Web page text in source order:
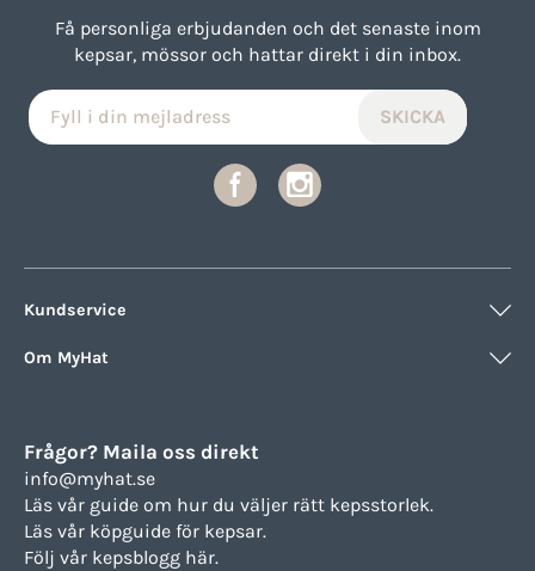
Få personliga erbjudanden och det senaste inom
kepsar, mössor och hattar direkt i din inbox.
Kundservice
Om MyHat
Frågor? Maila oss direkt
info@myhat.se
Läs vår guide om hur du väljer rätt kepsstorlek.
Läs vår köpguide för kepsar.
Följ vår kepsblogg här.